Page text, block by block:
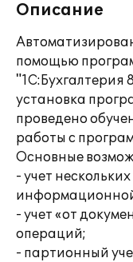
Описание
помощью
установка
проведено
работы с
Основные
- учет
- учет «от
операций;
- партионный